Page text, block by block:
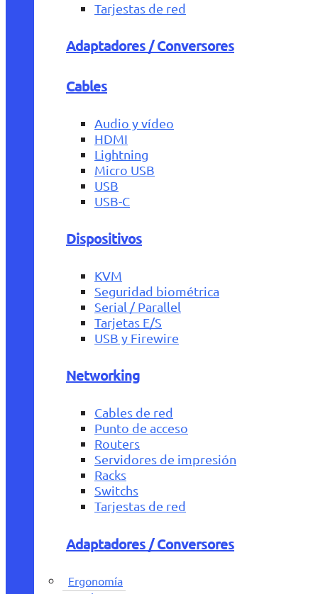
Tarjestas de red
Adaptadores / Conversores
Cables
Audio y vídeo
HDMI
Lightning
Micro USB
USB
USB-C
Dispositivos
KVM
Seguridad biométrica
Serial / Parallel
Tarjetas E/S
USB y Firewire
Networking
Cables de red
Punto de acceso
Routers
Servidores de impresión
Racks
Switchs
Tarjestas de red
Adaptadores / Conversores
Ergonomía